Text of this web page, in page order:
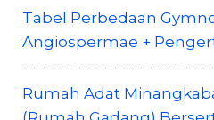
Tabel Perbedaan
Angiospermae +
Rumah Adat